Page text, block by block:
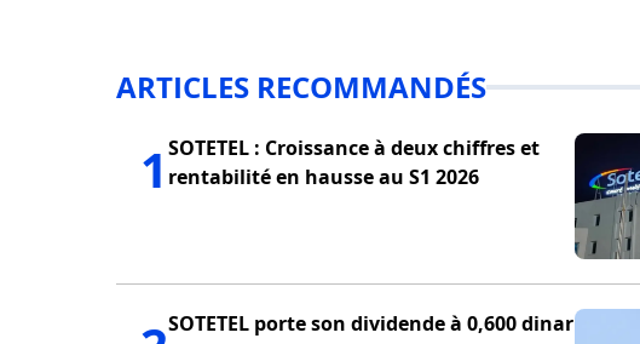
ARTICLES RECOMMANDÉS
1 SOTETEL : Croissance à deux chiffres et
rentabilité en hausse au S1 2026
SOTETEL porte son dividende à 0,600 dinar